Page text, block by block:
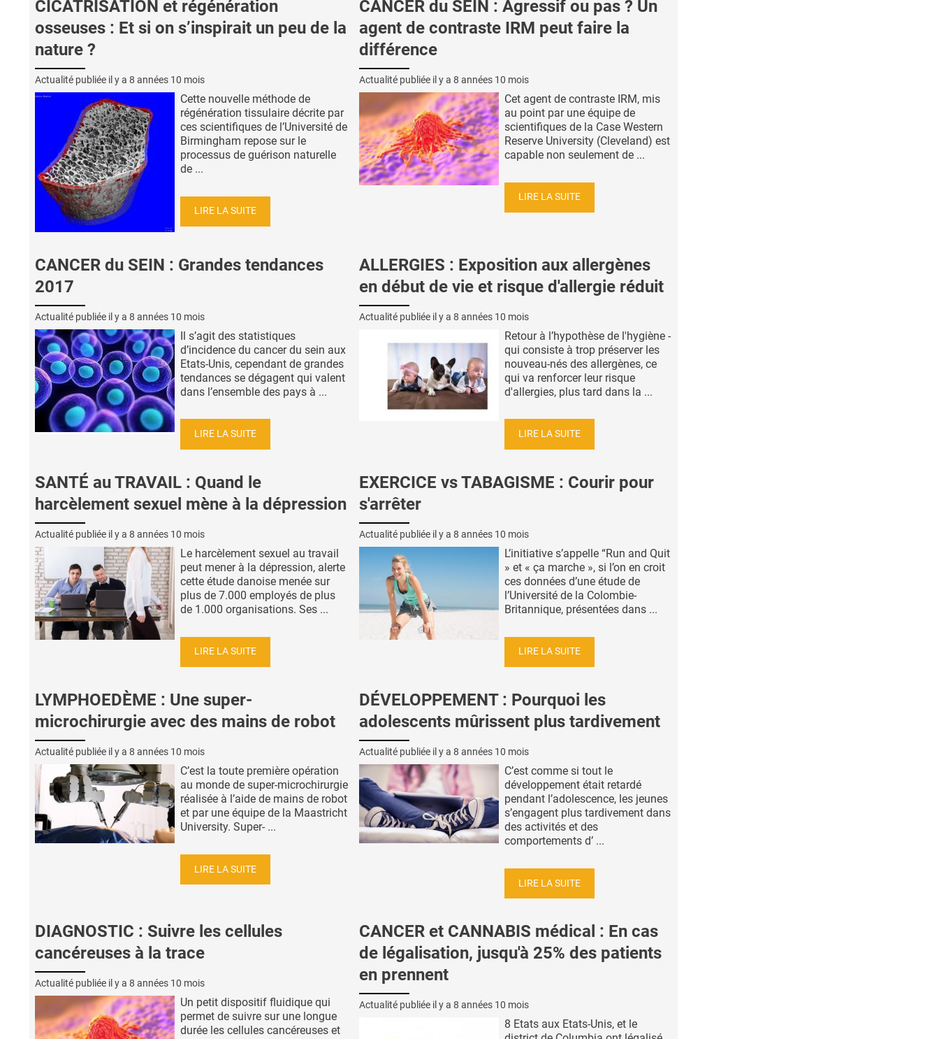
CICATRISATION et régénération
osseuses : Et si on s’inspirait un peu de la
nature ?
Actualité publiée il y a 8 années 10 mois
Cette nouvelle méthode de
régénération tissulaire décrite par
ces scientifiques de l’Université de
Birmingham repose sur le
processus de guérison naturelle
de ...
LIRE LA SUITE
CANCER du SEIN : Agressif ou pas ? Un
agent de contraste IRM peut faire la
différence
Actualité publiée il y a 8 années 10 mois
Cet agent de contraste IRM, mis
au point par une équipe de
scientifiques de la Case Western
Reserve University (Cleveland) est
capable non seulement de ...
LIRE LA SUITE
CANCER du SEIN : Grandes tendances
2017
Actualité publiée il y a 8 années 10 mois
Il s’agit des statistiques
d’incidence du cancer du sein aux
Etats-Unis, cependant de grandes
tendances se dégagent qui valent
dans l’ensemble des pays à ...
LIRE LA SUITE
ALLERGIES : Exposition aux allergènes
en début de vie et risque d'allergie réduit
Actualité publiée il y a 8 années 10 mois
Retour à l’hypothèse de l'hygiène -
qui consiste à trop préserver les
nouveau-nés des allergènes, ce
qui va renforcer leur risque
d'allergies, plus tard dans la ...
LIRE LA SUITE
SANTÉ au TRAVAIL : Quand le
harcèlement sexuel mène à la dépression
Actualité publiée il y a 8 années 10 mois
Le harcèlement sexuel au travail
peut mener à la dépression, alerte
cette étude danoise menée sur
plus de 7.000 employés de plus
de 1.000 organisations. Ses ...
LIRE LA SUITE
EXERCICE vs TABAGISME : Courir pour
s'arrêter
Actualité publiée il y a 8 années 10 mois
L’initiative s’appelle “Run and Quit
» et « ça marche », si l’on en croit
ces données d’une étude de
l’Université de la Colombie-
Britannique, présentées dans ...
LIRE LA SUITE
LYMPHOEDÈME : Une super-
microchirurgie avec des mains de robot
Actualité publiée il y a 8 années 10 mois
C’est la toute première opération
au monde de super-microchirurgie
réalisée à l’aide de mains de robot
et par une équipe de la Maastricht
University. Super- ...
LIRE LA SUITE
DÉVELOPPEMENT : Pourquoi les
adolescents mûrissent plus tardivement
Actualité publiée il y a 8 années 10 mois
C’est comme si tout le
développement était retardé
pendant l’adolescence, les jeunes
s’engagent plus tardivement dans
des activités et des
comportements d’ ...
LIRE LA SUITE
DIAGNOSTIC : Suivre les cellules
cancéreuses à la trace
Actualité publiée il y a 8 années 10 mois
Un petit dispositif fluidique qui
permet de suivre sur une longue
durée les cellules cancéreuses et
CANCER et CANNABIS médical : En cas
de légalisation, jusqu'à 25% des patients
en prennent
Actualité publiée il y a 8 années 10 mois
8 Etats aux Etats-Unis, et le